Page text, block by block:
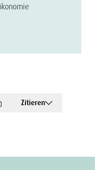
Zitieren